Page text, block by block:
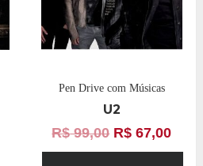
Pen Drive com Músicas
U2
R$99,00 R$ 67,00